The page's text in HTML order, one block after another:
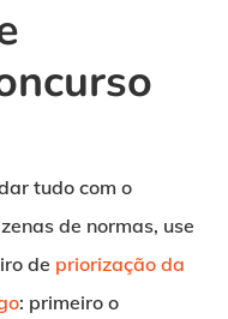
tudo com o
de normas, use
de priorização da
: primeiro o